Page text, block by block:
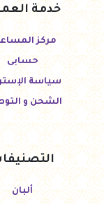
خدمة
مركز
حسابى
سياسة
الشحن و
ألبان